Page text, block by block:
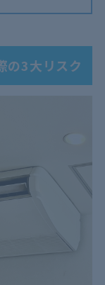
の3大リスク